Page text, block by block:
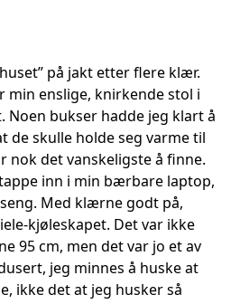
på jakt etter flere klær.
min enslige, knirkende stol i
bukser hadde jeg klart å
de skulle holde seg varme til
nok det vanskeligste å finne.
inn i min bærbare laptop,
Med klærne godt på,
kjøleskapet. Det var ikke
95 cm, men det var jo et av
jeg minnes å huske at
ikke det at jeg husker så